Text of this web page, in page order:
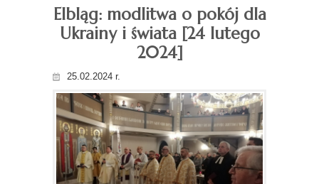
Elbląg: modlitwa o pokój dla
Ukrainy i świata [24 lutego
2024]
25.02.2024 r.